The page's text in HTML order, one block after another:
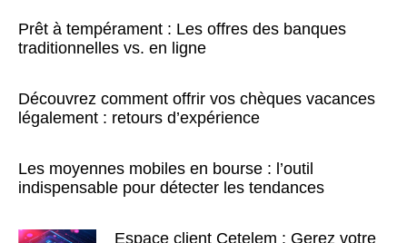
Prêt à tempérament : Les offres des banques
traditionnelles vs. en ligne
Découvrez comment offrir vos chèques vacances
légalement : retours d’expérience
Les moyennes mobiles en bourse : l’outil
indispensable pour détecter les tendances
Espace client Cetelem : Gerez votre